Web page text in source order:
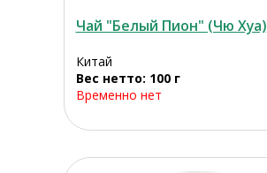
Чай "Белый Пион" (Чю Хуа)
Китай
Вес нетто: 100 г
Временно нет